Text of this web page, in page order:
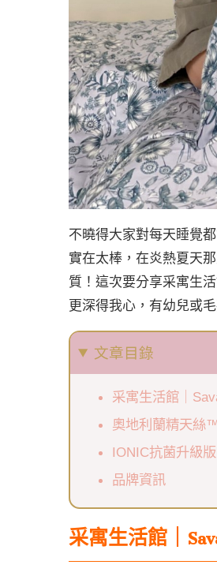
不曉得大家對每天睡覺
實在太棒，在炎熱夏天
質！這次要分享采寓生
更深得我心，有幼兒或
文章目錄
采寓生活館｜
奧地利蘭精天絲
IONIC抗菌升級版
品牌資訊
采寓生活館｜